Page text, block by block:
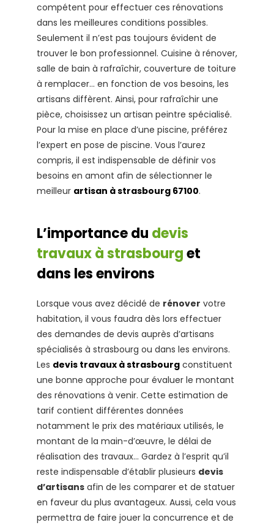
compétent pour effectuer ces rénovations
dans les meilleures conditions possibles.
Seulement il n’est pas toujours évident de
trouver le bon professionnel. Cuisine à rénover,
salle de bain à rafraîchir, couverture de toiture
à remplacer… en fonction de vos besoins, les
artisans diffèrent. Ainsi, pour rafraîchir une
pièce, choisissez un artisan peintre spécialisé.
Pour la mise en place d’une piscine, préférez
l’expert en pose de piscine. Vous l’aurez
compris, il est indispensable de définir vos
besoins en amont afin de sélectionner le
meilleur artisan à strasbourg 67100.
L’importance du devis
travaux à strasbourget
dans les environs
Lorsque vous avez décidé de rénover votre
habitation, il vous faudra dès lors effectuer
des demandes de devis auprès d’artisans
spécialisés à strasbourg ou dans les environs.
Les devis travaux à strasbourg constituent
une bonne approche pour évaluer le montant
des rénovations à venir. Cette estimation de
tarif contient différentes données
notamment le prix des matériaux utilisés, le
montant de la main-d’œuvre, le délai de
réalisation des travaux… Gardez à l’esprit qu’il
reste indispensable d’établir plusieurs devis
d’artisans afin de les comparer et de statuer
en faveur du plus avantageux. Aussi, cela vous
permettra de faire jouer la concurrence et de